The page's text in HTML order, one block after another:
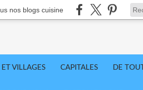
nos blogs cuisine
VILLAGES CAPITALES DE